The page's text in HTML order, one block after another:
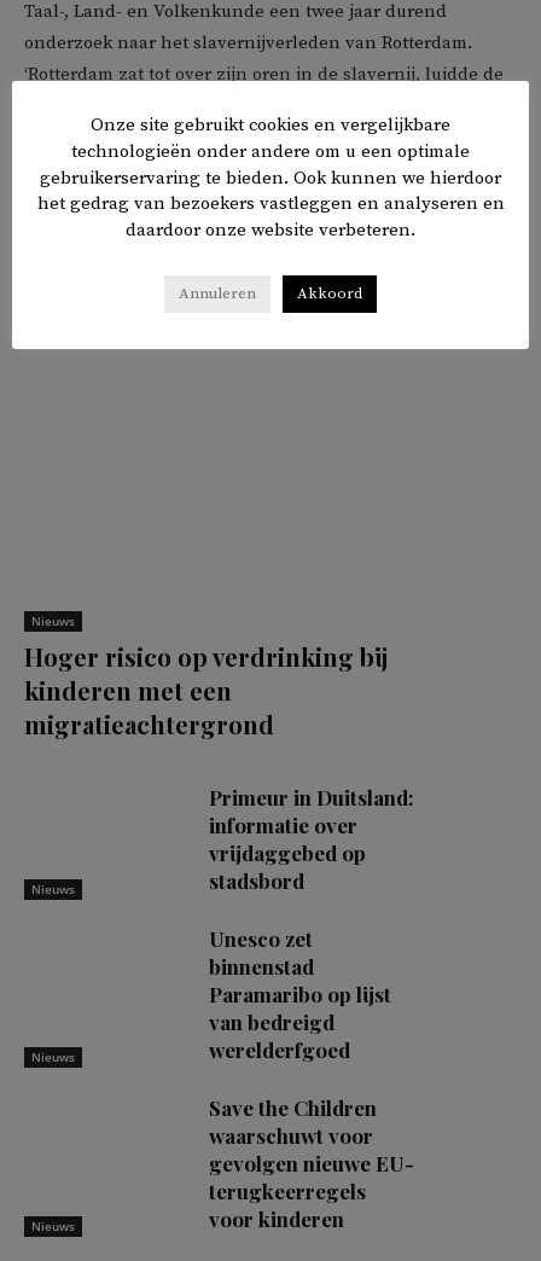
Taal-, Land- en Volkenkunde een twee jaar durend
onderzoek naar het slavernijverleden van Rotterdam.
‘Rotterdam zat tot over zijn oren in de slavernij, luidde de
betrokken bij slavernij. Eén op de acht Rotterdammers
stamt af van tot slaaf gemaakten.
in
Nieuws
Hoger risico op verdrinking bij
kinderen met een
migratieachtergrond
Nieuws
Primeur in Duitsland:
informatie over
vrijdaggebed op
stadsbord
Nieuws
Unesco zet
binnenstad
Paramaribo op lijst
van bedreigd
werelderfgoed
Nieuws
Save the Children
waarschuwt voor
gevolgen nieuwe EU-
terugkeerregels
voor kinderen
Onze site gebruikt cookies en vergelijkbare
technologieën onder andere om u een optimale
gebruikerservaring te bieden. Ook kunnen we hierdoor
het gedrag van bezoekers vastleggen en analyseren en
daardoor onze website verbeteren.
Annuleren Akkoord